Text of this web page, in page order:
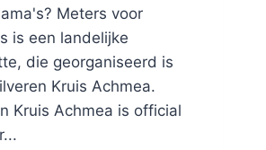
Meters voor
is een landelijke
die georganiseerd is
Kruis Achmea.
Kruis Achmea is official